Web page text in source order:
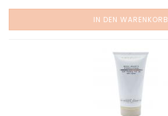
IN DEN WARENKORB